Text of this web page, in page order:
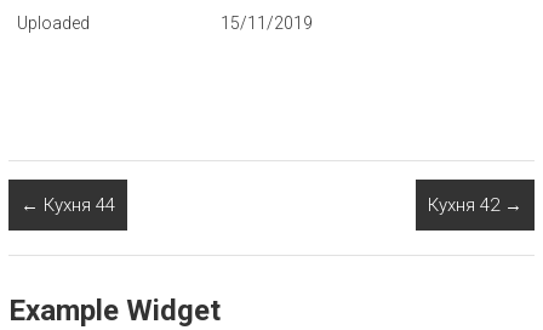
Uploaded 15/11/2019
← Кухня 44 Кухня 42 →
Example Widget